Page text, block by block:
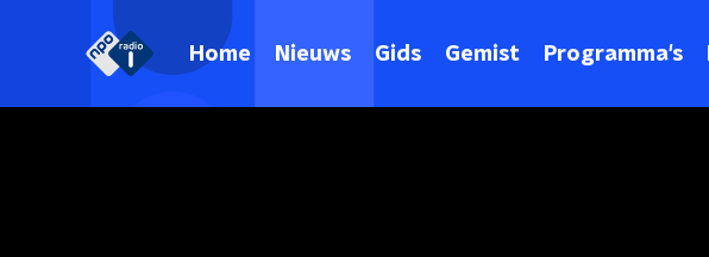
Home Nieuws Gids Gemist Programma's